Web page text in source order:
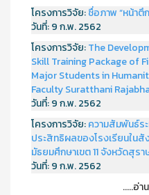
โครงการวิจัย:ชื่อภาพ “หน้าตึ
วันที่:9 ก.พ. 2562
โครงการวิจัย:The
Skill Training Package of
Major Students in
Faculty Suratthani
วันที่:9 ก.พ. 2562
โครงการวิจัย:ความสัมพันธ์ร
ประสิทธิผลของโรงเรียนใน
มัธยมศึกษาเขต 11 จังหวัดสุร
วันที่:9 ก.พ. 2562
.....อ่า